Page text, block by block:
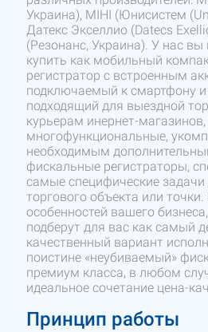
Украина), МІНІ (Юнисистем
Датекс Экселлио (Datecs
(Резонанс, Украина). У нас
купить как мобильный
регистратор с встроенным
подключаемый к смартфону
подходящий для выездной
курьерам инернет-
многофункциональные,
необходимым
фискальные регистраторы,
самые специфические
торгового объекта или
особенностей вашего
подберут для вас как самый
качественный вариант
поистине «неубиваемый»
премиум класса, в любом
идеальное сочетание цена-
Принцип работы